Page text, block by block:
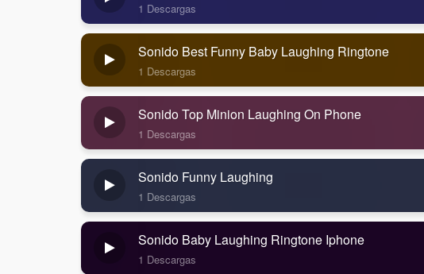
1 Descargas
Sonido Best Funny Baby Laughing Ringtone
1 Descargas
Sonido Top Minion Laughing On Phone
1 Descargas
Sonido Funny Laughing
1 Descargas
Sonido Baby Laughing Ringtone Iphone
1 Descargas